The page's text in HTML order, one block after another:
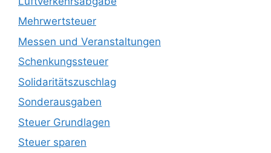
Mehrwertsteuer
Messen und Veranstaltungen
Schenkungssteuer
Solidaritätszuschlag
Sonderausgaben
Steuer Grundlagen
Steuer sparen